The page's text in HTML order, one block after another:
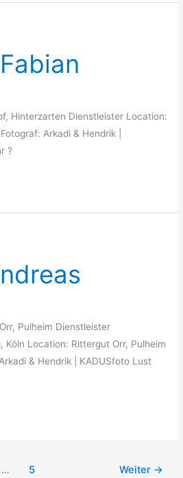
Hinterzarten Dienstleister Location:
Arkadi & Hendrik |
?
Pulheim Dienstleister
Köln Location: Rittergut Orr, Pulheim
& Hendrik | KADUSfoto Lust
… 5 Weiter →